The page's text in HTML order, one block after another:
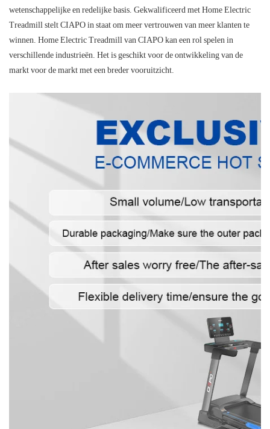
wetenschappelijke en redelijke basis. Gekwalificeerd met Home Electric
Treadmill stelt CIAPO in staat om meer vertrouwen van meer klanten te
winnen. Home Electric Treadmill van CIAPO kan een rol spelen in
verschillende industrieën. Het is geschikt voor de ontwikkeling van de
markt voor de markt met een breder vooruitzicht.